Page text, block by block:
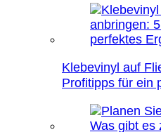
Klebevinyl auf
Profitipps für ein